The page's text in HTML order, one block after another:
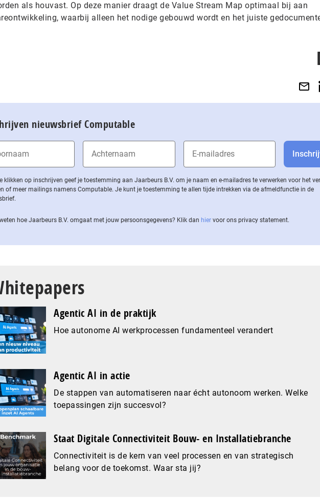
als houvast. Op deze manier draagt de Value Stream Map optimaal bij aan
waarbij alleen het nodige gebouwd wordt en het juiste
nieuwsbrief Computable
klikken op inschrijven geef je toestemming aan Jaarbeurs B.V. om je naam en e-mailadres te verwerken voor het
of meer mailings namens Computable. Je kunt je toestemming te allen tijde intrekken via de af­meld­func­tie in de
hoe Jaarbeurs B.V. omgaat met jouw per­soons­ge­ge­vens? Klik dan hier voor ons privacy statement.
Agentic AI in de praktijk
Hoe autonome AI werkprocessen fundamenteel verandert
Agentic AI in actie
De stappen van automatiseren naar écht autonoom werken. Welke
toepassingen zijn succesvol?
Staat Digitale Connectiviteit Bouw- en Installatiebranche
Connectiviteit is de kern van veel processen en van strategisch
belang voor de toekomst. Waar sta jij?